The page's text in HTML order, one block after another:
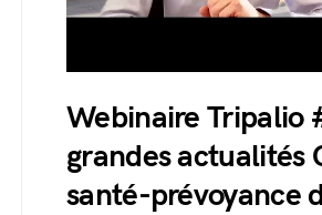
Webinaire Tripalio
grandes actualités
santé-prévoyance